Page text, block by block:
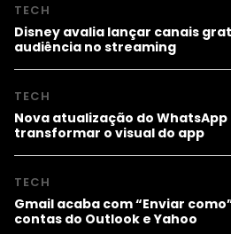
TECH
Disney avalia lançar canais
audiência no streaming
TECH
Nova atualização do
transformar o visual do app
TECH
Gmail acaba com “Enviar
contas do Outlook e Yahoo